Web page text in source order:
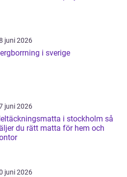
juni 2026
i sverige
juni 2026
i stockholm så
du rätt matta för hem och
juni 2026